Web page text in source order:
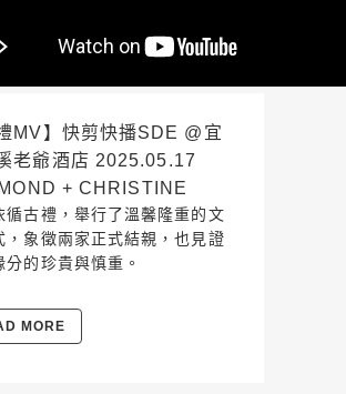
MV】快剪快播SDE @宜
老爺酒店 2025.05.17
+ CHRISTINE
循古禮，舉行了溫馨隆重的文
，象徵兩家正式結親，也見證
分的珍貴與慎重。
MORE